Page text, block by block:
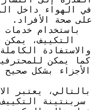
في الهواء داخل
على صحة الأفراد.
باستخدام
التكييف،
والاستفادة
كما يمكن
الأجزاء بشكل
بالتالي، يعتبر
سربنتينة